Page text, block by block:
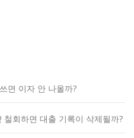
면 이자 안 나올까?
회하면 대출 기록이 삭제될까?